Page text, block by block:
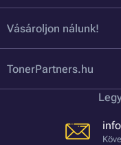
Vásároljon nálunk!
TonerPartners.hu